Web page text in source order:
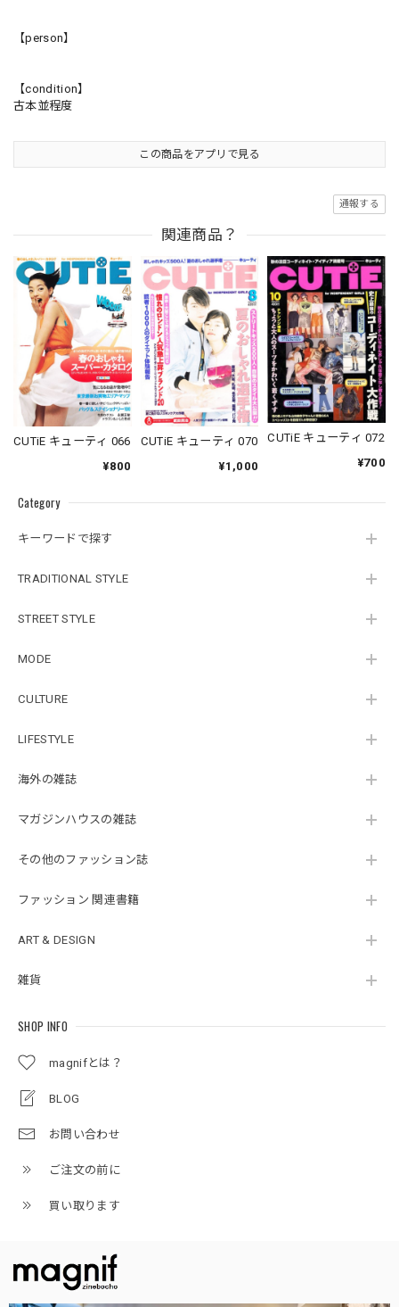
Category
キーワードで探す
TRADITIONAL STYLE
STREET STYLE
MODE
CULTURE
LIFESTYLE
海外の雑誌
マガジンハウスの雑誌
その他のファッション誌
ファッション 関連書籍
ART & DESIGN
雑貨
SHOP INFO
magnifとは？
BLOG
お問い合わせ
ご注文の前に
買い取ります
【person】
【condition】
古本並程度
この商品をアプリで見る
通報する
関連商品？
CUTiE キューティ 066
¥800
CUTiE キューティ 070
¥1,000
CUTiE キューティ 072
¥700